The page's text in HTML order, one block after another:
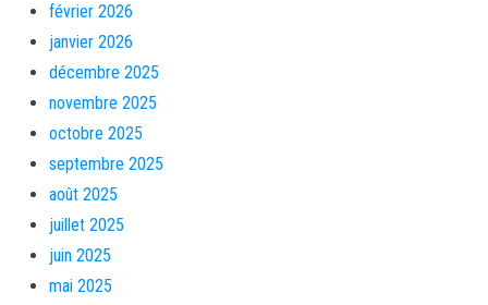
février 2026
janvier 2026
décembre 2025
novembre 2025
octobre 2025
septembre 2025
août 2025
juillet 2025
juin 2025
mai 2025